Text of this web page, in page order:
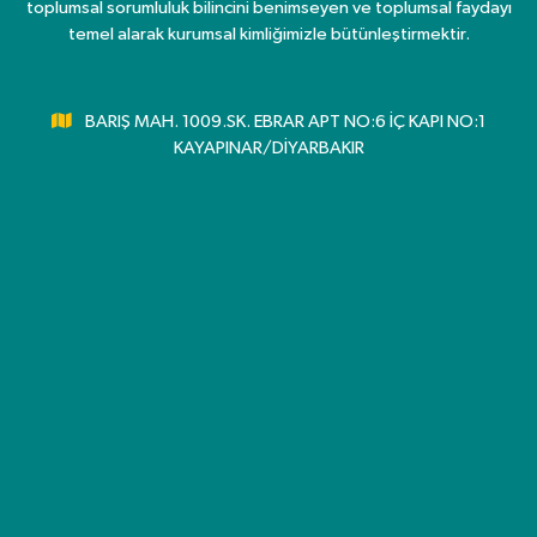
toplumsal sorumluluk bilincini benimseyen ve toplumsal faydayı
temel alarak kurumsal kimliğimizle bütünleştirmektir.
BARIŞ MAH. 1009.SK. EBRAR APT NO:6 İÇ KAPI NO:1
KAYAPINAR/DİYARBAKIR